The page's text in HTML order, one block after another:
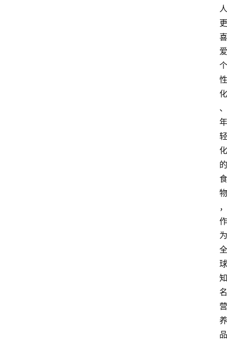
人
更
喜
爱
个
性
化
、
年
轻
化
的
食
物
，
作
为
全
球
知
名
营
养
品